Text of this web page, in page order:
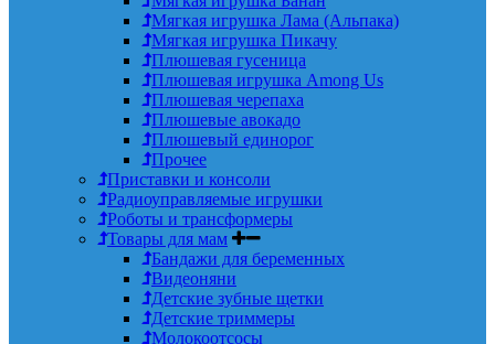
Мягкая игрушка Лама (Альпака)
Мягкая игрушка Пикачу
Плюшевая гусеница
Плюшевая игрушка Among Us
Плюшевая черепаха
Плюшевые авокадо
Плюшевый единорог
Прочее
Приставки и консоли
Радиоуправляемые игрушки
Роботы и трансформеры
Товары для мам
Бандажи для беременных
Видеоняни
Детские зубные щетки
Детские триммеры
Молокоотсосы